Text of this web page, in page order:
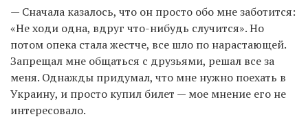
— Сначала казалось, что он просто обо мне заботится:
«Не ходи одна, вдруг что-нибудь случится». Но
потом опека стала жестче, все шло по нарастающей.
Запрещал мне общаться с друзьями, решал все за
меня. Однажды придумал, что мне нужно поехать в
Украину, и просто купил билет — мое мнение его не
интересовало.